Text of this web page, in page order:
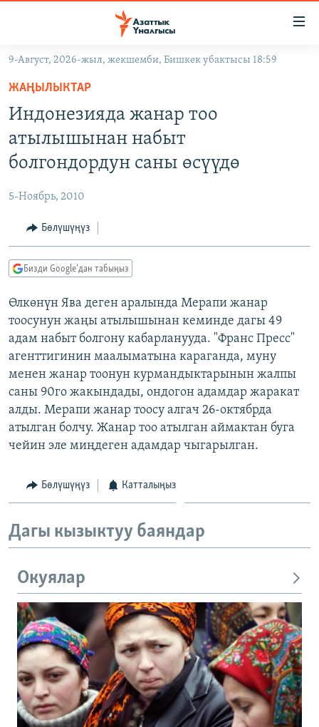
Навигацияга
өтүңүз
Издөөгө
салыңыз
МАДАНИЯТ
ДҮЙНӨ
УКРАИНА
ТВ ПРОГРАММАЛАР
БҮГҮН АЗАТТЫКТА
ДАНИСТЕ
ЭЖЕ-СИҢДИЛЕР
АЗАТТЫК+
ЫҢГАЙСЫЗ СУРООЛОР
ПОДКАСТ
ОНЛАЙН ШЕРИНЕ
ЭЕ/АРнун бардык сайттары
9-Август, 2026-жыл, жекшемби, Бишкек убактысы 18:59
ЖАҢЫЛЫКТАР
Индонезияда жанар тоо
атылышынан набыт
болгондордун саны өсүүдө
5-Ноябрь, 2010
Бөлүшүңүз
Бизди Google'дан табыңыз
Өлкөнүн Ява деген аралында Мерапи жанар
тоосунун жаңы атылышынан кеминде дагы 49
адам набыт болгону кабарланууда. "Франс Пресс"
агенттигинин маалыматына караганда, муну
менен жанар тоонун курмандыктарынын жалпы
саны 90го жакындады, ондогон адамдар жаракат
алды. Мерапи жанар тоосу алгач 26-октябрда
атылган болчу. Жанар тоо атылган аймактан буга
чейин эле миңдеген адамдар чыгарылган.
Бөлүшүңүз Катталыңыз
Дагы кызыктуу баяндар
Окуялар